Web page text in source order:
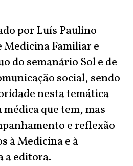
por Luís Paulino
Medicina Familiar e
do semanário Sol e de
social, sendo
nesta temática
que tem, mas
e reflexão
à Medicina e à
a editora.